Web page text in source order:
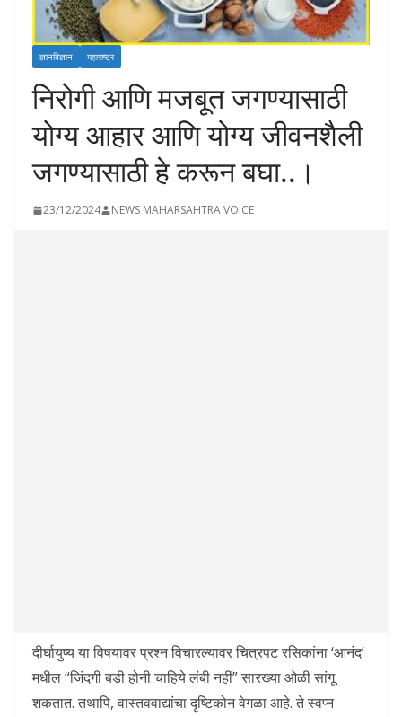
ज्ञानविज्ञान महाराष्ट्र
निरोगी आणि मजबूत जगण्यासाठी
योग्य आहार आणि योग्य जीवनशैली
जगण्यासाठी हे करून बघा..।
23/12/2024 NEWS MAHARSAHTRA VOICE
दीर्घायुष्य या विषयावर प्रश्न विचारल्यावर चित्रपट रसिकांना ‘आनंद’
मधील “जिंदगी बडी होनी चाहिये लंबी नहीं” सारख्या ओळी सांगू
शकतात. तथापि, वास्तववाद्यांचा दृष्टिकोन वेगळा आहे. ते स्वप्न